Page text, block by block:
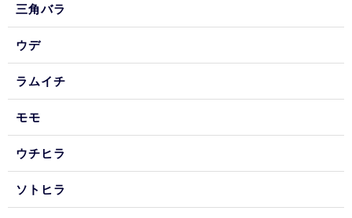
三角バラ
ウデ
ラムイチ
モモ
ウチヒラ
ソトヒラ